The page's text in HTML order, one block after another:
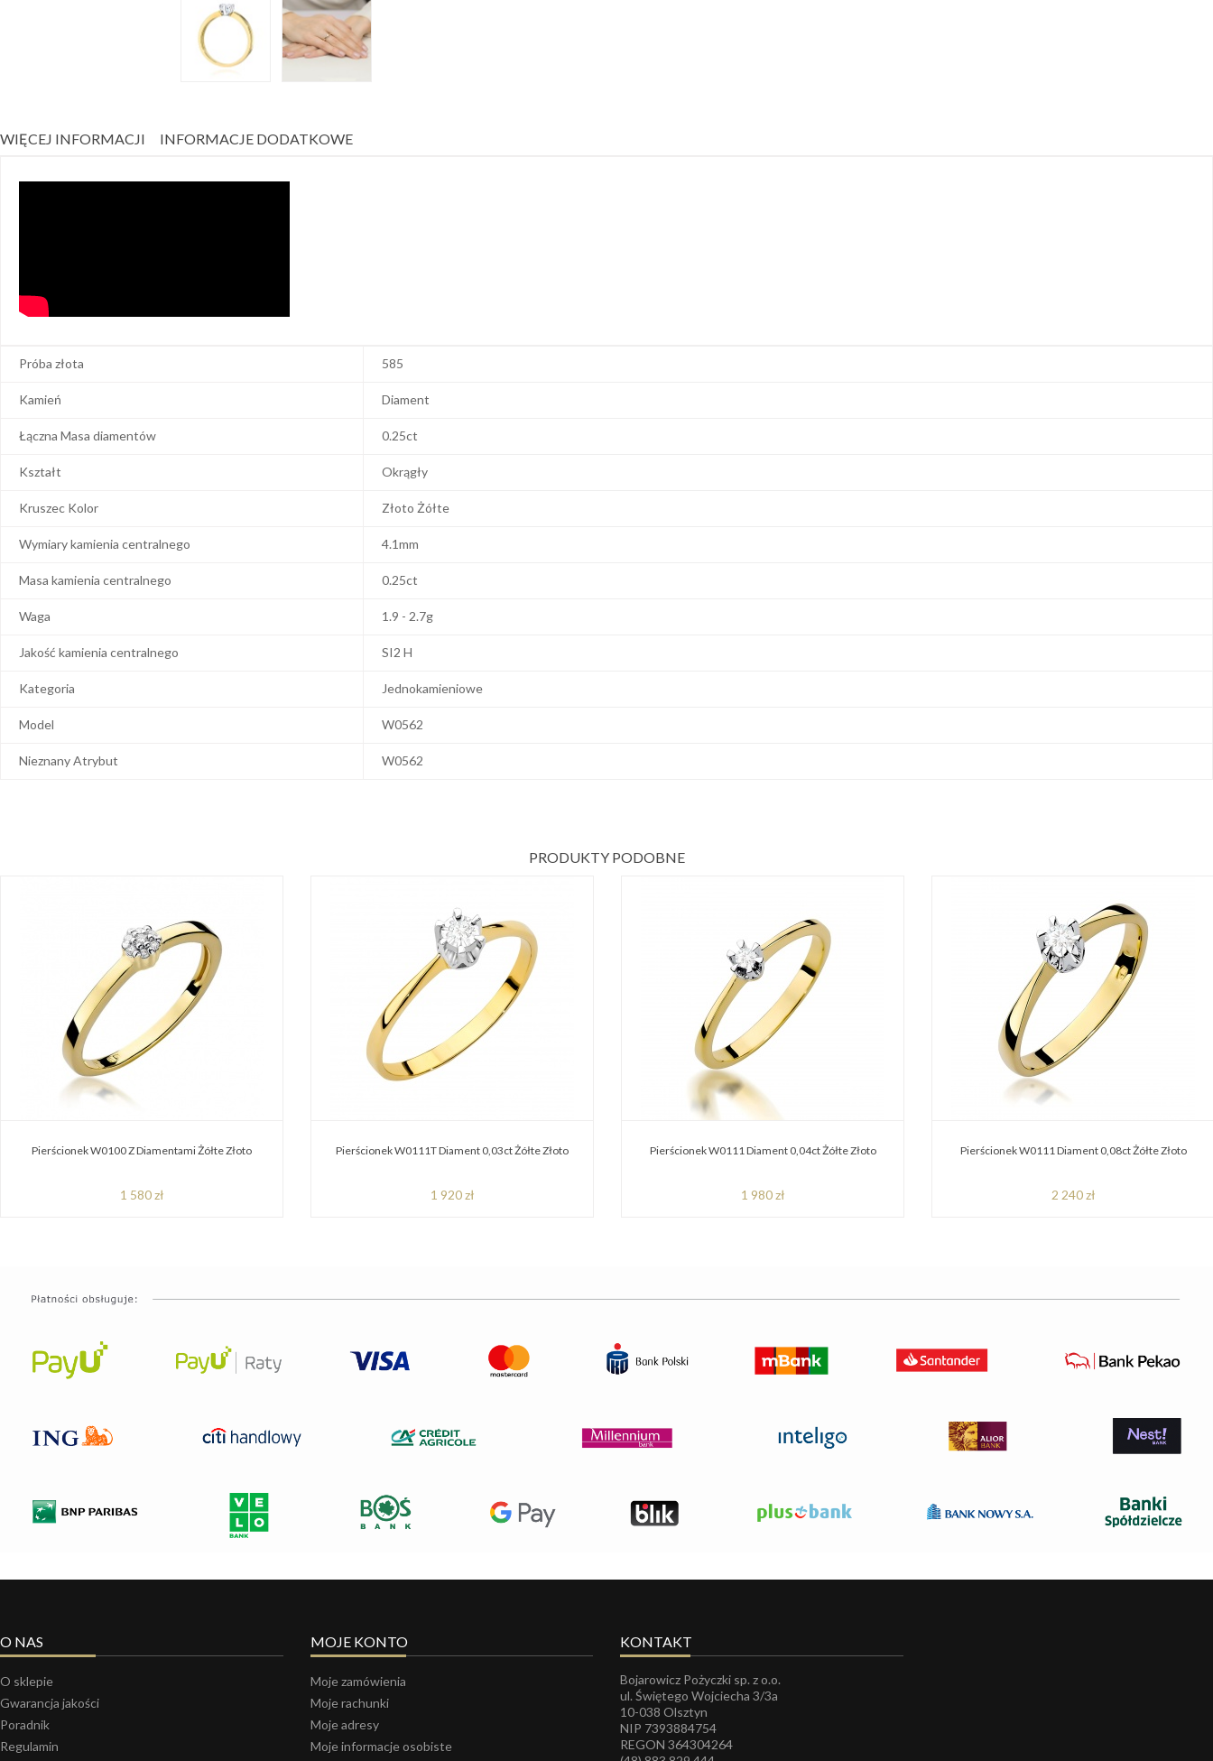
WIĘCEJ INFORMACJI INFORMACJE DODATKOWE
Próba złota 585
Kamień Diament
Łączna Masa diamentów 0.25ct
Kształt Okrągły
Kruszec Kolor Złoto Żółte
Wymiary kamienia centralnego 4.1mm
Masa kamienia centralnego 0.25ct
Waga 1.9 - 2.7g
Jakość kamienia centralnego SI2 H
Kategoria Jednokamieniowe
Model W0562
Nieznany Atrybut W0562
PRODUKTY PODOBNE
Pierścionek W0100 Z Diamentami Żółte Złoto
1 580 zł
Pierścionek W0111T Diament 0,03ct Żółte Złoto
1 920 zł
Pierścionek W0111 Diament 0,04ct Żółte Złoto
1 980 zł
Pierścionek W0111 Diament 0,08ct Żółte Złoto
2 240 zł
O NAS
O sklepie
Gwarancja jakości
Poradnik
Regulamin
MOJE KONTO
Moje zamówienia
Moje rachunki
Moje adresy
Moje informacje osobiste
KONTAKT
Bojarowicz Pożyczki sp. z o.o.
ul. Świętego Wojciecha 3/3a
10-038 Olsztyn
NIP 7393884754
REGON 364304264